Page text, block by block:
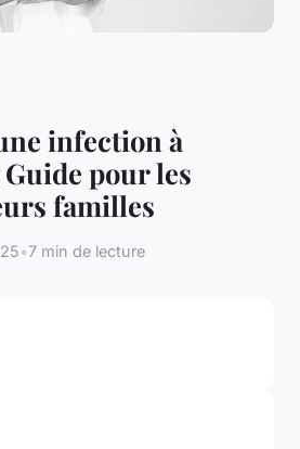
infection à
pour les
familles
•7 min de lecture